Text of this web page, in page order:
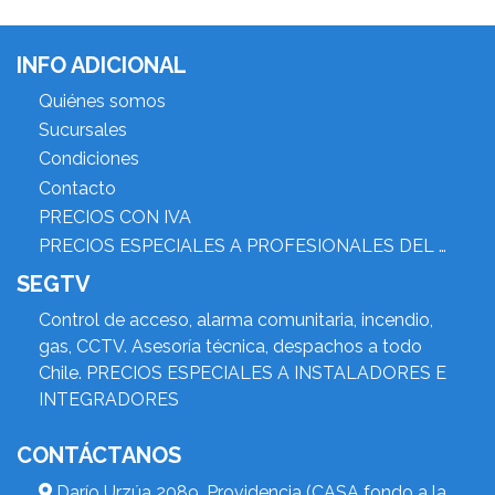
INFO ADICIONAL
Quiénes somos
Sucursales
Condiciones
Contacto
PRECIOS CON IVA
PRECIOS ESPECIALES A PROFESIONALES DEL RUBRO
SEGTV
Control de acceso, alarma comunitaria, incendio,
gas, CCTV. Asesoría técnica, despachos a todo
Chile. PRECIOS ESPECIALES A INSTALADORES E
INTEGRADORES
CONTÁCTANOS